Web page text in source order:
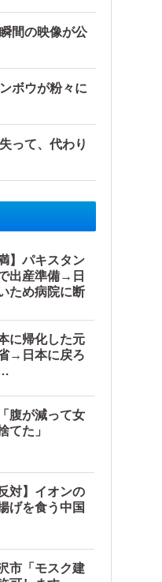
間の映像が公
ボウが粉々に
って、代わり
】パキスタン
出産準備→日
ため病院に断
に帰化した元
→日本に戻ろ
腹が減って女
てた」
対】イオンの
げを食う中国
市「モスク建